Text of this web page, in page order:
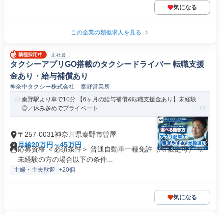
気になる
この企業の類似求人を見る
正社員
タクシーアプリGO搭載のタクシードライバー 転職支援
金あり・給与補償あり
神奈中タクシー株式会社 秦野営業所
秦野駅より車で10分 【6ヶ月の給与補償&転職支援金あり】未経験
◎／休み多めでプライベート...
〒257-0031神奈川県秦野市曽屋
月給20万円～45万円
応募資格 ＜必須条件＞ 普通自動車一種免許（AT限定可） ※
未経験の方の場合以下の条件...
主婦・主夫歓迎 +20個
気になる